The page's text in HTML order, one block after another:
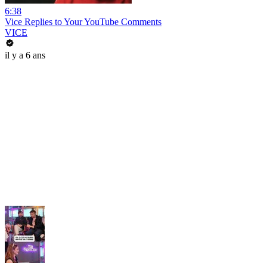
6:38
Vice Replies to Your YouTube Comments
VICE
il y a 6 ans